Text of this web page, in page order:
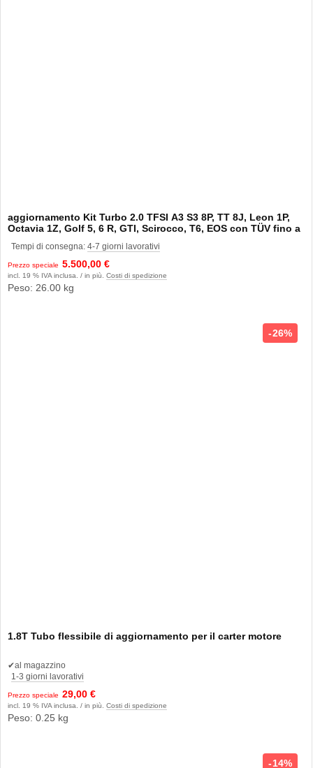
aggiornamento Kit Turbo 2.0 TFSI A3 S3 8P, TT 8J, Leon 1P,
Octavia 1Z, Golf 5, 6 R, GTI, Scirocco, T6, EOS con TÜV fino a
Tempi di consegna: 4-7 giorni lavorativi
Prezzo speciale 5.500,00 €
incl. 19 % IVA inclusa. / in più. Costi di spedizione
Peso: 26.00 kg
1.8T Tubo flessibile di aggiornamento per il carter motore
✔al magazzino
1-3 giorni lavorativi
Prezzo speciale 29,00 €
26%
incl. 19 % IVA inclusa. / in più. Costi di spedizione
Peso: 0.25 kg
14%